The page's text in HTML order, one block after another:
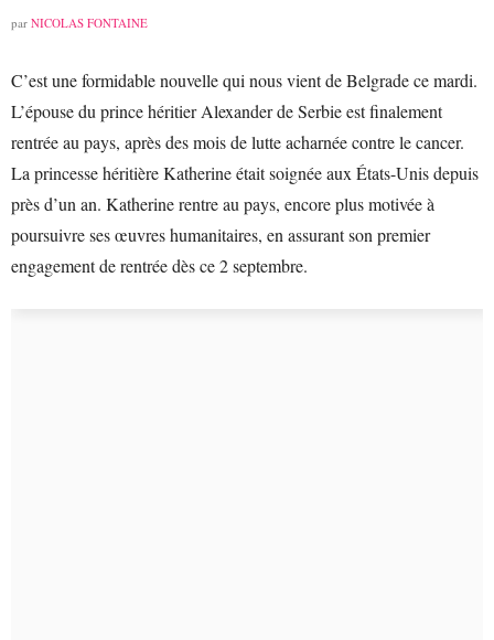
par NICOLAS FONTAINE
C’est une formidable nouvelle qui nous vient de Belgrade ce mardi.
L’épouse du prince héritier Alexander de Serbie est finalement
rentrée au pays, après des mois de lutte acharnée contre le cancer.
La princesse héritière Katherine était soignée aux États-Unis depuis
près d’un an. Katherine rentre au pays, encore plus motivée à
poursuivre ses œuvres humanitaires, en assurant son premier
engagement de rentrée dès ce 2 septembre.